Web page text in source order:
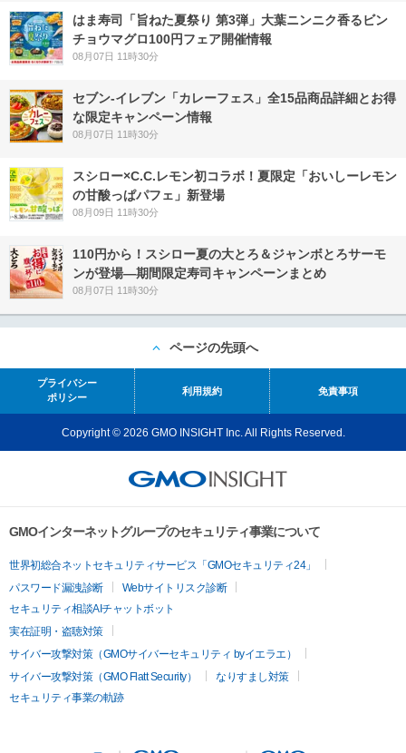
はま寿司「旨ねた夏祭り 第3弾」大葉ニンニク香るビン
チョウマグロ100円フェア開催情報
08月07日 11時30分
セブン‐イレブン「カレーフェス」全15品商品詳細とお得
な限定キャンペーン情報
08月07日 11時30分
スシロー×C.C.レモン初コラボ！夏限定「おいしーレモン
の甘酸っぱパフェ」新登場
08月09日 11時30分
110円から！スシロー夏の大とろ＆ジャンボとろサーモ
ンが登場―期間限定寿司キャンペーンまとめ
08月07日 11時30分
ページの先頭へ
プライバシー
ポリシー
利用規約 免責事項
Copyright © 2026 GMO INSIGHT Inc. All Rights Reserved.
GMOインターネットグループのセキュリティ事業について
世界初総合ネットセキュリティサービス「GMOセキュリティ24」
パスワード漏洩診断
Webサイトリスク診断
セキュリティ相談AIチャットボット
実在証明・盗聴対策
サイバー攻撃対策（GMOサイバーセキュリティ byイエラエ）
サイバー攻撃対策（GMO Flatt Security）
なりすまし対策
セキュリティ事業の軌跡